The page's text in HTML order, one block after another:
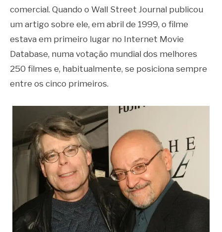
comercial. Quando o Wall Street Journal publicou
um artigo sobre ele, em abril de 1999, o filme
estava em primeiro lugar no Internet Movie
Database, numa votação mundial dos melhores
250 filmes e, habitualmente, se posiciona sempre
entre os cinco primeiros.